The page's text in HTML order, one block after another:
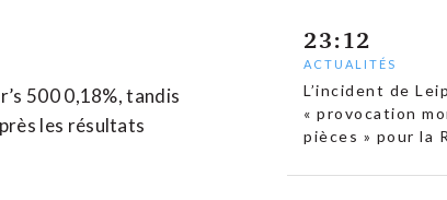
500 0,18%, tandis
les résultats
23:12
ACTUALITÉS
L’incident de
« provocation
pièces » pour la